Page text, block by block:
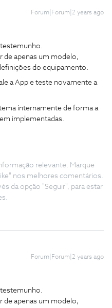
Forum|Forum|2 years ago
de apenas um modelo,
do equipamento.
a App e teste novamente a
internamente de forma a
implementadas.
relevante. Marque
nos melhores comentários.
da opção "Seguir", para estar
Forum|Forum|2 years ago
de apenas um modelo,